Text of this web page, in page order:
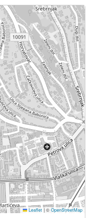
Leaflet |© OpenStreetMap